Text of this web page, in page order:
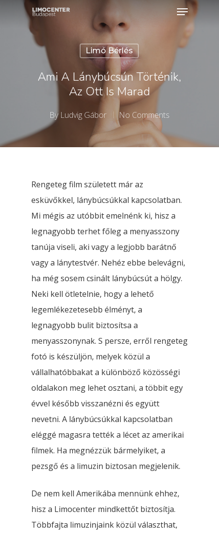
Hit enter to search or ESC to close
Limó Bérlés
Ami A Lánybúcsún Történik,
Az Ott Is Marad
ByLudvig Gábor No Comments
Rengeteg film született már az
esküvőkkel, lánybúcsúkkal kapcsolatban.
Mi mégis az utóbbit emelnénk ki, hisz a
legnagyobb terhet főleg a menyasszony
tanúja viseli, aki vagy a legjobb barátnő
vagy a lánytestvér. Nehéz ebbe belevágni,
ha még sosem csinált lánybúcsút a hölgy.
Neki kell ötletelnie, hogy a lehető
legemlékezetesebb élményt, a
legnagyobb bulit biztosítsa a
menyasszonynak. S persze, erről rengeteg
fotó is készüljön, melyek közül a
vállalhatóbbakat a különböző közösségi
oldalakon meg lehet osztani, a többit egy
évvel később visszanézni és együtt
nevetni. A lánybúcsúkkal kapcsolatban
eléggé magasra tették a lécet az amerikai
filmek. Ha megnézzük bármelyiket, a
pezsgő és a limuzin biztosan megjelenik.
De nem kell Amerikába mennünk ehhez,
hisz a Limocenter mindkettőt biztosítja.
Többfajta limuzinjaink közül választhat,